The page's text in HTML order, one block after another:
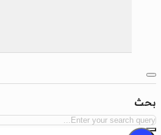
بحث
بحث